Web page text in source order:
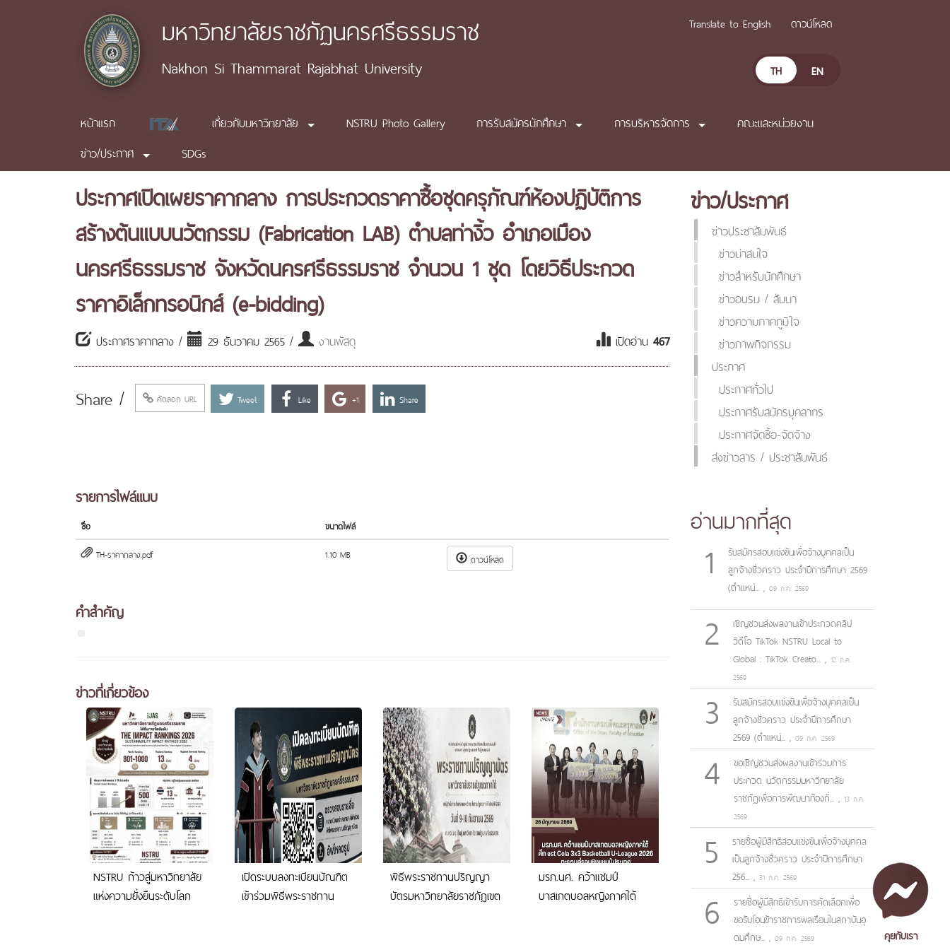
มหาวิทยาลัยราชภัฏนครศรีธรรมราช
Nakhon Si Thammarat Rajabhat University
Translate to English ดาวน์โหลด
TH EN
หน้าแรก เกี่ยวกับมหาวิทยาลัย NSTRU Photo Gallery การรับสมัครนักศึกษา การบริหารจัดการ
คณะและหน่วยงาน
ข่าว/ประกาศ
SDGs
ประกาศเปิดเผยราคากลาง การประกวดราคาซื้อชุดครุภัณฑ์ห้องปฏิบัติการ
สร้างต้นแบบนวัตกรรม (Fabrication LAB) ตำบลท่างิ้ว อำเภอเมือง
นครศรีธรรมราช จังหวัดนครศรีธรรมราช จำนวน 1 ชุด โดยวิธีประกวด
ราคาอิเล็กทรอนิกส์ (e-bidding)
ประกาศราคากลาง / 29 ธันวาคม 2565 / งานพัสดุ เปิดอ่าน 467
Share / คัดลอก URL Tweet Like +1 Share
รายการไฟล์แนบ
ชื่อ
ขนาดไฟล์
TH-ราคากลาง.pdf
1.10 MB ดาวน์โหลด
คำสำคัญ
ข่าวที่เกี่ยวข้อง
NSTRU ก้าวสู่มหาวิทยาลัย
แห่งความยั่งยืนระดับโลก
เปิดระบบลงทะเบียนบัณฑิต
เข้าร่วมพิธีพระราชทาน
พิธีพระราชทานปริญญา
บัตรมหาวิทยาลัยราชภัฏเขต
มรภ.นศ. คว้าแชมป์
บาสเกตบอลหญิงภาคใต้
ข่าว/ประกาศ
ข่าวประชาสัมพันธ์
ข่าวน่าสนใจ
ข่าวสำหรับนักศึกษา
ข่าวอบรม / สัมนา
ข่าวความภาคภูมิใจ
ข่าวภาพกิจกรรม
ประกาศ
ประกาศทั่วไป
ประกาศรับสมัครบุคลากร
ประกาศจัดซื้อ-จัดจ้าง
ส่งข่าวสาร / ประชาสัมพันธ์
อ่านมากที่สุด
1
รับสมัครสอบแข่งขันเพื่อจ้างบุคคลเป็น
ลูกจ้างชั่วคราว ประจำปีการศึกษา 2569
(ตำแหน่... , 09 ก.ค. 2569
2
เชิญชวนส่งผลงานเข้าประกวดคลิป
วิดีโอ TikTok NSTRU Local to
Global : TikTok Creato... , 12 ก.ค.
2569
3
รับสมัครสอบแข่งขันเพื่อจ้างบุคคลเป็น
ลูกจ้างชั่วคราว ประจำปีการศึกษา
2569 (ตำแหน่... , 09 ก.ค. 2569
4
ขอเชิญชวนส่งผลงานเข้าร่วมการ
ประกวด นวัตกรรมมหาวิทยาลัย
ราชภัฏเพื่อการพัฒนาท้องถิ่... , 13 ก.ค.
2569
5
รายชื่อผู้มีสิทธิสอบแข่งขันเพื่อจ้างบุคคล
เป็นลูกจ้างชั่วคราว ประจำปีการศึกษา
256... , 31 ก.ค. 2569
6
รายชื่อผู้มีสิทธิเข้ารับการคัดเลือกเพื่อ
ขอรับโอนข้าราชการพลเรือนในสถาบันอุ
ดมศึกษ... , 09 ก.ค. 2569 คุยกับเรา